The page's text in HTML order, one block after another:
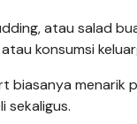
atau salad
konsumsi
biasanya menarik
sekaligus.